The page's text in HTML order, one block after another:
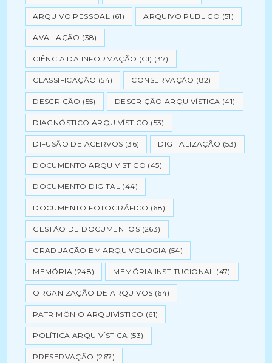
ARQUIVO PESSOAL (61) ARQUIVO PÚBLICO (51)
AVALIAÇÃO (38)
CIÊNCIA DA INFORMAÇÃO (CI) (37)
CLASSIFICAÇÃO (54) CONSERVAÇÃO (82)
DESCRIÇÃO (55) DESCRIÇÃO ARQUIVÍSTICA (41)
DIAGNÓSTICO ARQUIVÍSTICO (53)
DIFUSÃO DE ACERVOS (36) DIGITALIZAÇÃO (53)
DOCUMENTO ARQUIVÍSTICO (45)
DOCUMENTO DIGITAL (44)
DOCUMENTO FOTOGRÁFICO (68)
GESTÃO DE DOCUMENTOS (263)
GRADUAÇÃO EM ARQUIVOLOGIA (54)
MEMÓRIA (248) MEMÓRIA INSTITUCIONAL (47)
ORGANIZAÇÃO DE ARQUIVOS (64)
PATRIMÔNIO ARQUIVÍSTICO (61)
POLÍTICA ARQUIVÍSTICA (53)
PRESERVAÇÃO (267)